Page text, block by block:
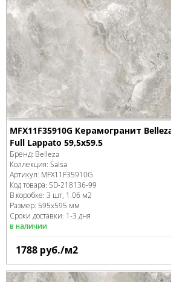
MFX11F35910G Керамогранит
Full Lappato 59,5x59.5
Бренд: Belleza
Коллекция: Salsa
Артикул: MFX11F35910G
Код товара: SD-218136-99
В коробке: 3 шт, 1.06 м2
Размер: 595x595 мм
Сроки доставки: 1-3 дня
в наличии
1788 руб./м2